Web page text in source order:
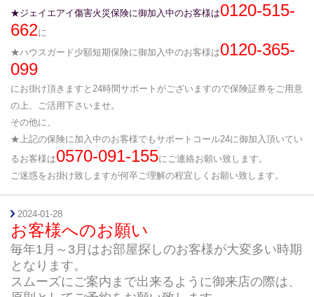
★ジェイエアイ傷害火災保険に御加入中のお客様は0120-515-
662に
★ハウスガード少額短期保険に御加入中のお客様は0120-365-
099
にお掛け頂きますと24時間サポートがございますので保険証券をご用意
の上、ご活用下さいませ。
その他に、
★上記の保険に加入中のお客様でもサポートコール24に御加入頂いてい
るお客様は0570-091-155にご連絡お願い致します。
ご迷惑をお掛け致しますが何卒ご理解の程宜しくお願い致します。
2024-01-28
お客様へのお願い
毎年1月～3月はお部屋探しのお客様が大変多い時期
となります。
スムーズにご案内まで出来るように御来店の際は、